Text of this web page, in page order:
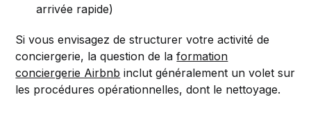
arrivée rapide)
Si vous envisagez de structurer votre activité de
conciergerie, la question de laformation
conciergerie Airbnb inclut généralement un volet sur
les procédures opérationnelles, dont le nettoyage.